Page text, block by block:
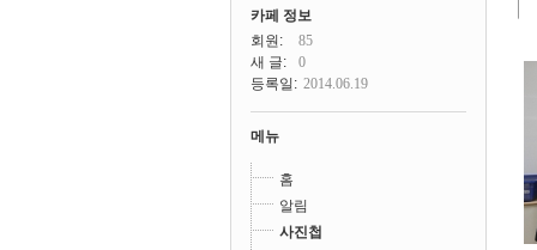
카페 정보
회원:
85
새 글:
0
등록일: 2014.06.19
메뉴
홈
알림
사진첩